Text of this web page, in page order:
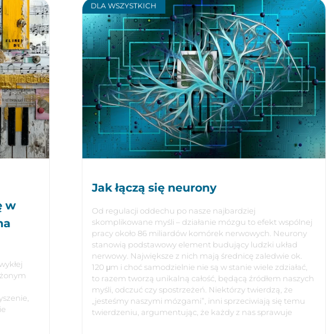
w
DLA WSZYSTKICH
Jak łączą się neurony
Od regulacji oddechu po nasze najbardziej
skomplikowane myśli – działanie mózgu to efekt wspólnej
pracy około 86 miliardów komórek nerwowych. Neurony
stanowią podstawowy element budujący ludzki układ
nerwowy. Największe z nich mają średnicę zaledwie ok.
120 μm i choć samodzielnie nie są w stanie wiele zdziałać,
to razem tworzą unikalną całość, będącą źródłem naszych
myśli, odczuć czy spostrzeżeń. Niektórzy twierdzą, że
„jesteśmy naszymi mózgami”, inni sprzeciwiają się temu
twierdzeniu, argumentując, że każdy z nas sprawuje